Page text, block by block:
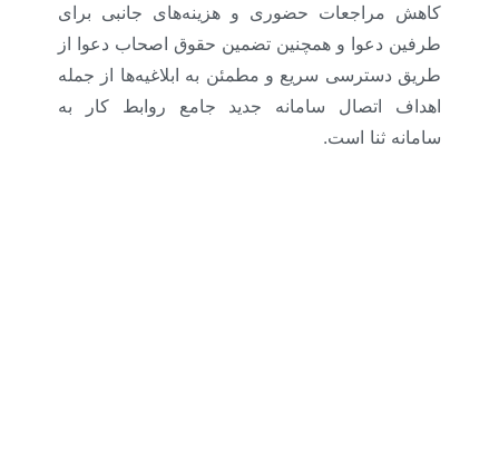
کاهش مراجعات حضوری و هزینه‌های جانبی برای
طرفین دعوا و همچنین تضمین حقوق اصحاب دعوا از
طریق دسترسی سریع و مطمئن به ابلاغیه‌ها از جمله
اهداف اتصال سامانه جدید جامع روابط کار به
سامانه ثنا است.